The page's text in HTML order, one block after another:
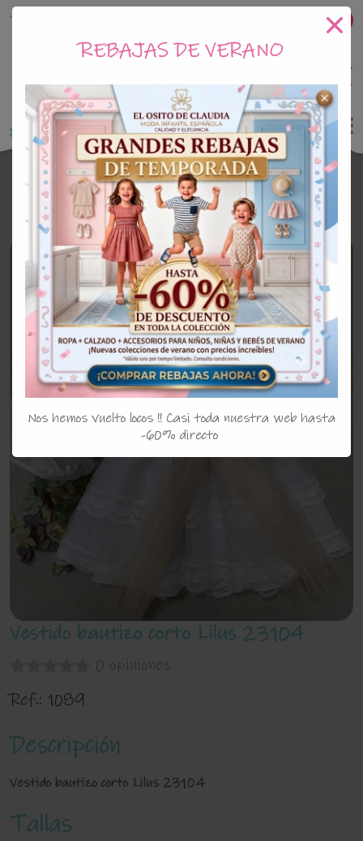
El Osito de Claudia
Tu tienda online de Moda Infantil
0€
Ropa De Bautizo
Vestido bautizo corto Lilus 23104
0 opiniones
Ref.: 1089
Descripción
Vestido bautizo corto Lilus 23104
Tallas
REBAJAS DE VERANO
Nos hemos vuelto locos !! Casi toda nuestra web hasta
-60% directo